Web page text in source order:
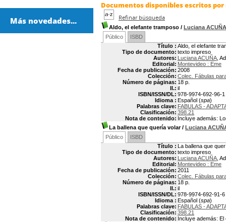
Documentos disponibles escritos
Refinar búsqueda
Aldo, el elefante tramposo / Luciana ACUÑA
Público
ISBD
Título : Aldo, el elefante
Tipo de documento: texto impreso
Autores: Luciana ACUÑA ,
Editorial: Montevideo : Eme
Fecha de publicación: 2008
Colección: Colec. Fábulas
Número de páginas: 18 p.
Il.: il
ISBN/ISSN/DL: 978-9974-692-96-1
Idioma : Español (spa)
Palabras clave: FABULAS -
Clasificación: 398.21
Nota de contenido: Incluye además:
La ballena que quería volar/ Luciana
Público
ISBD
Título : La ballena que
Tipo de documento: texto impreso
Autores: Luciana ACUÑA ,
Editorial: Montevideo : Eme
Fecha de publicación: 2011
Colección: Colec. Fábulas
Número de páginas: 18 p.
Il.: il
ISBN/ISSN/DL: 978-9974-692-91-6
Idioma : Español (spa)
Palabras clave: FABULAS -
Clasificación: 398.21
Nota de contenido: Incluye además:
Más novedades...